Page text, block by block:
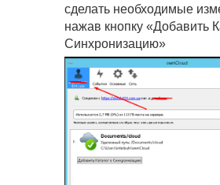
сделать необходимые
нажав кнопку «Добавить
Синхронизацию»